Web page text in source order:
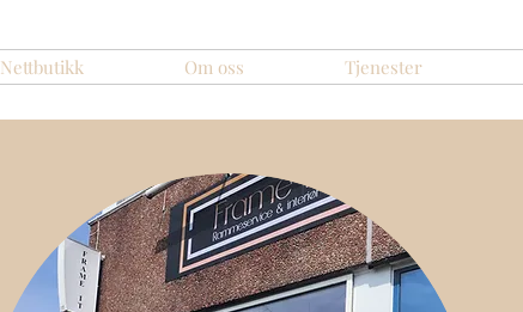
Nettbutikk Om oss Tjenester